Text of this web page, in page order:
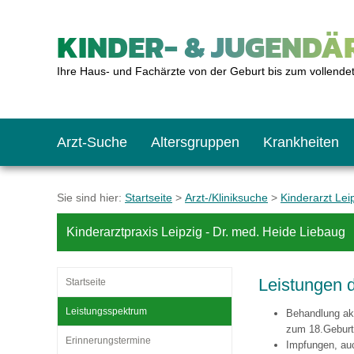
KINDER- &
Ihre Haus- und Fachärzte von der Geburt bis zum
Arzt-Suche Altersgruppen
Das erste Jahr
Jugendliche
Krankheiten
Baby: U1 bis U6
Schulkind: U10 bis
Teenager: J1 bis
Impfkalender
Was muss man
Impfreaktionen
Notrufnummern
Hausapotheke
Sofortmaßnahmen
Notdienste
Gesundheitsämter
Link-Tipps
BMI-Rechner
Blutdruckrechner
Wachstum-
Sie sind hier: Startseite > Arzt-/Kliniksuche > Kinderarzt
Kinderarztpraxis Leipzig - Dr. med. Heide Liebaug
Startseite
Leistungsspektrum
Erinnerungstermine
Leistungen
Behandlung
zum
Impfungen,